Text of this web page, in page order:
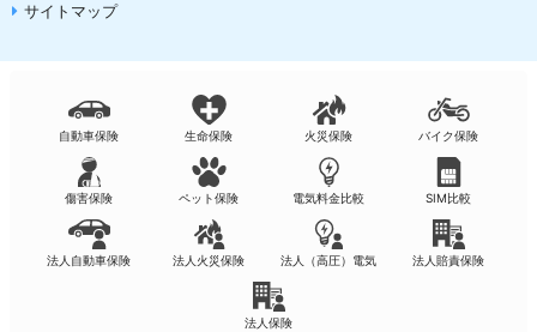
サイトマップ
自動車保険 生命保険 火災保険 バイク保険
傷害保険 ペット保険 電気料金比較 SIM比較
法人自動車保険 法人火災保険 法人（高圧）電気 法人賠責保険
法人保険